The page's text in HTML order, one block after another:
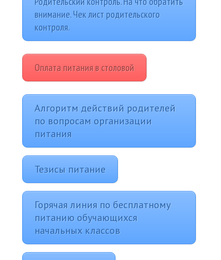
внимание. Чек лист родительского
контроля.
Оплата питания в столовой
Алгоритм действий родителей
по вопросам организации
питания
Тезисы питание
Горячая линия по бесплатному
питанию обучающихся
начальных классов